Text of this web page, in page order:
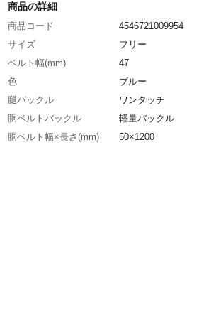
商品の詳細
商品コード
4546721009954
サイズ
フリー
ベルト幅(mm)
47
色
ブルー
腿バックル
ワンタッチ
胴ベルトバックル
軽量バックル
胴ベルト幅×長さ(mm)
50×1200